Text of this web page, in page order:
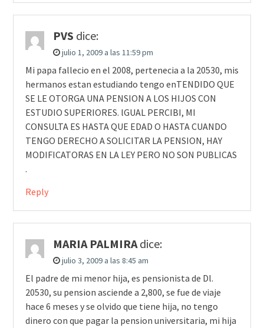
PVS dice:
julio 1, 2009 a las 11:59 pm
Mi papa fallecio en el 2008, pertenecia a la 20530, mis
hermanos estan estudiando tengo enTENDIDO QUE
SE LE OTORGA UNA PENSION A LOS HIJOS CON
ESTUDIO SUPERIORES. lGUAL PERCIBI, MI
CONSULTA ES HASTA QUE EDAD O HASTA CUANDO
TENGO DERECHO A SOLICITAR LA PENSION, HAY
MODIFICATORAS EN LA LEY PERO NO SON PUBLICAS
.
Reply
MARIA PALMIRA dice:
julio 3, 2009 a las 8:45 am
El padre de mi menor hija, es pensionista de Dl.
20530, su pension asciende a 2,800, se fue de viaje
hace 6 meses y se olvido que tiene hija, no tengo
dinero con que pagar la pension universitaria, mi hija